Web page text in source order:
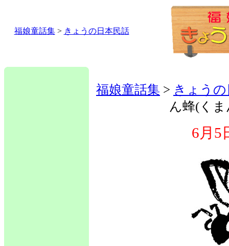
福娘童話集> きょうの日本民話
福娘童話集 > きょう
ん蜂(く
6月5